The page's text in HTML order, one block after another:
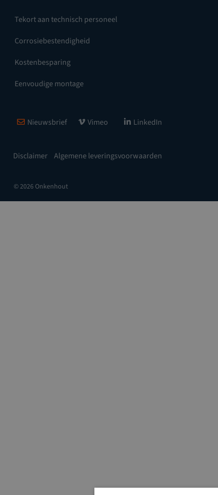
Tekort aan technisch personeel
Corrosiebestendigheid
Kostenbesparing
Eenvoudige montage
Disclaimer Algemene leveringsvoorwaarden
Nieuwsbrief Vimeo LinkedIn
© 2026 Onkenhout